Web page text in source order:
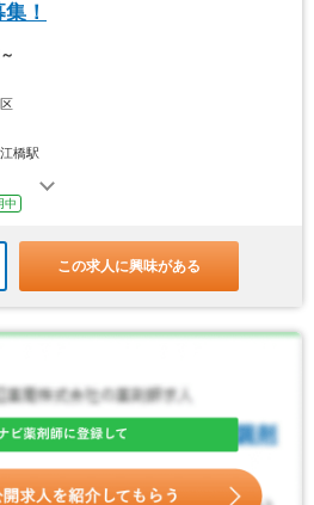
！
橋駅
中
この求人に興味がある